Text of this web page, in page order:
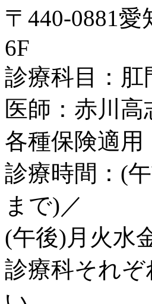
〒440-0881
6F
診療科目：肛
医師：赤川
各種保険適用
診療時間：(
まで)／
(午後)月火水
診療科それ